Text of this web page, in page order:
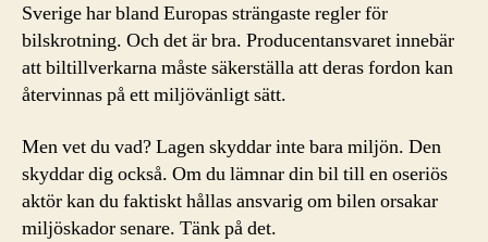
Sverige har bland Europas strängaste regler för
bilskrotning. Och det är bra. Producentansvaret innebär
att biltillverkarna måste säkerställa att deras fordon kan
återvinnas på ett miljövänligt sätt.
Men vet du vad? Lagen skyddar inte bara miljön. Den
skyddar dig också. Om du lämnar din bil till en oseriös
aktör kan du faktiskt hållas ansvarig om bilen orsakar
miljöskador senare. Tänk på det.